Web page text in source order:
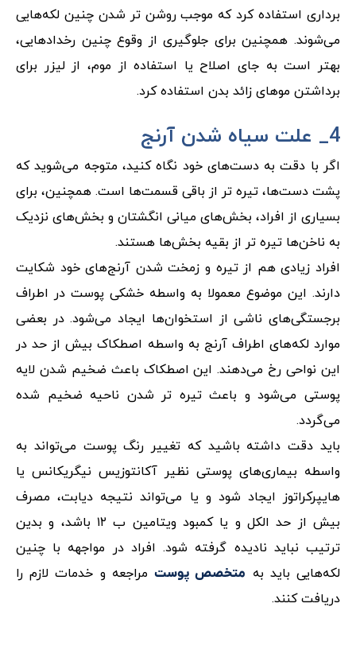
برداری استفاده کرد که موجب روشن تر شدن چنین لکه‌هایی
می‌شوند. همچنین برای جلوگیری از وقوع چنین رخدادهایی،
بهتر است به جای اصلاح یا استفاده از موم، از لیزر برای
برداشتن موهای زائد بدن استفاده کرد.
4_ علت سیاه شدن آرنج
اگر با دقت به دست‌های خود نگاه کنید، متوجه می‌شوید که
پشت دست‌ها، تیره تر از باقی قسمت‌ها است. همچنین، برای
بسیاری از افراد، بخش‌های میانی انگشتان و بخش‌های نزدیک
به ناخن‌ها تیره تر از بقیه بخش‌ها هستند.
افراد زیادی هم از تیره و زمخت شدن آرنج‌های خود شکایت
دارند. این موضوع معمولا به واسطه خشکی پوست در اطراف
برجستگی‌های ناشی از استخوان‌ها ایجاد می‌شود. در بعضی
موارد لکه‌های اطراف آرنج به واسطه اصطکاک بیش از حد در
این نواحی رخ می‌دهند. این اصطکاک باعث ضخیم شدن لایه
پوستی می‌شود و باعث تیره تر شدن ناحیه ضخیم شده
می‌گردد.
باید دقت داشته باشید که تغییر رنگ پوست می‌تواند به
واسطه بیماری‌های پوستی نظیر آکانتوزیس نیگریکانس یا‌
هایپرکراتوز ایجاد شود و یا می‌تواند نتیجه دیابت، مصرف
بیش از حد الکل و یا کمبود ویتامین ب ۱۲ باشد، و بدین
ترتیب نباید نادیده گرفته شود. افراد در مواجهه با چنین
لکه‌هایی باید به متخصص پوستمراجعه و خدمات لازم را
دریافت کنند.